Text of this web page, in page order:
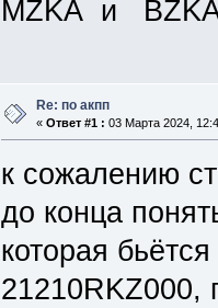
MZKA и
Re: по акпп
«Ответ #1 : 03 Марта 2024,
к сожалению
до конца
которая
21210RKZ000,